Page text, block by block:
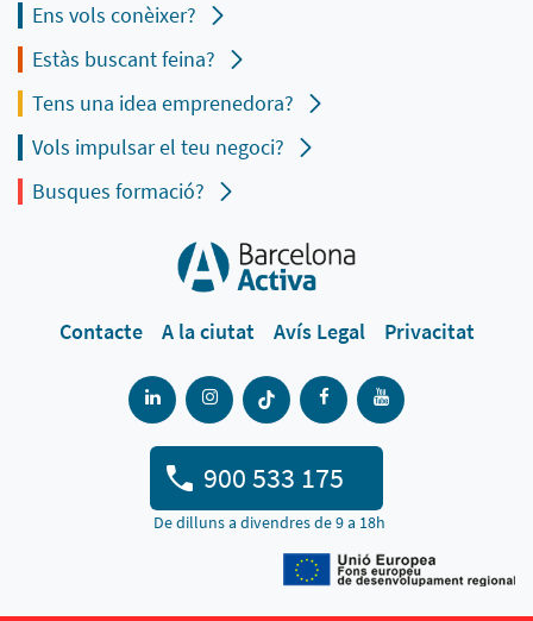
Ens vols conèixer?
Estàs buscant feina?
Tens una idea emprenedora?
Vols impulsar el teu negoci?
Busques formació?
Contacte A la ciutat Avís Legal Privacitat
900 533 175
De dilluns a divendres de 9 a 18h